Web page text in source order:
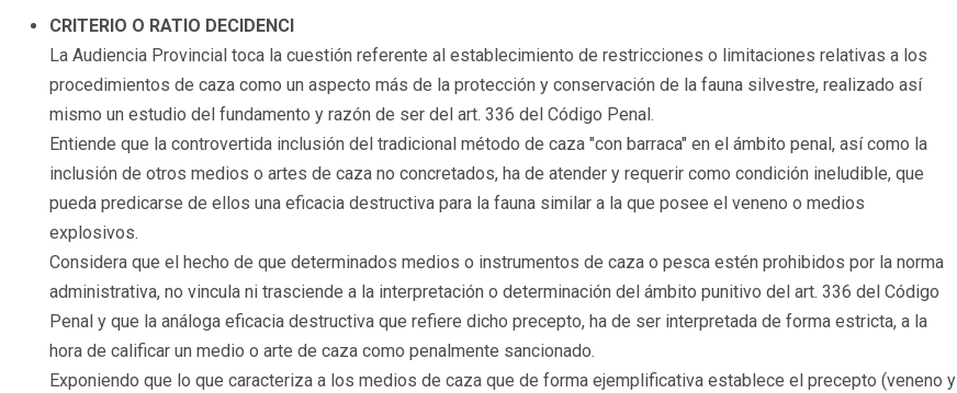
CRITERIO O RATIO DECIDENCI
La Audiencia Provincial toca la cuestión referente al establecimiento de restricciones o limitaciones relativas a los
procedimientos de caza como un aspecto más de la protección y conservación de la fauna silvestre, realizado así
mismo un estudio del fundamento y razón de ser del art. 336 del Código Penal.
Entiende que la controvertida inclusión del tradicional método de caza "con barraca" en el ámbito penal, así como la
inclusión de otros medios o artes de caza no concretados, ha de atender y requerir como condición ineludible, que
pueda predicarse de ellos una eficacia destructiva para la fauna similar a la que posee el veneno o medios
explosivos.
Considera que el hecho de que determinados medios o instrumentos de caza o pesca estén prohibidos por la norma
administrativa, no vincula ni trasciende a la interpretación o determinación del ámbito punitivo del art. 336 del Código
Penal y que la análoga eficacia destructiva que refiere dicho precepto, ha de ser interpretada de forma estricta, a la
hora de calificar un medio o arte de caza como penalmente sancionado.
Exponiendo que lo que caracteriza a los medios de caza que de forma ejemplificativa establece el precepto (veneno y